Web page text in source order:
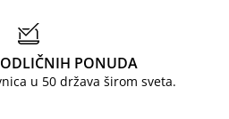
PONUDA
u 50 država širom sveta.